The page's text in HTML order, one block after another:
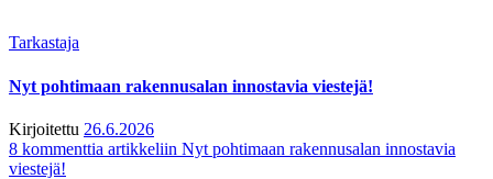
Tarkastaja
Nyt pohtimaan rakennusalan innostavia viestejä!
Kirjoitettu 26.6.2026
8 kommenttia artikkeliin Nyt pohtimaan rakennusalan innostavia
viestejä!